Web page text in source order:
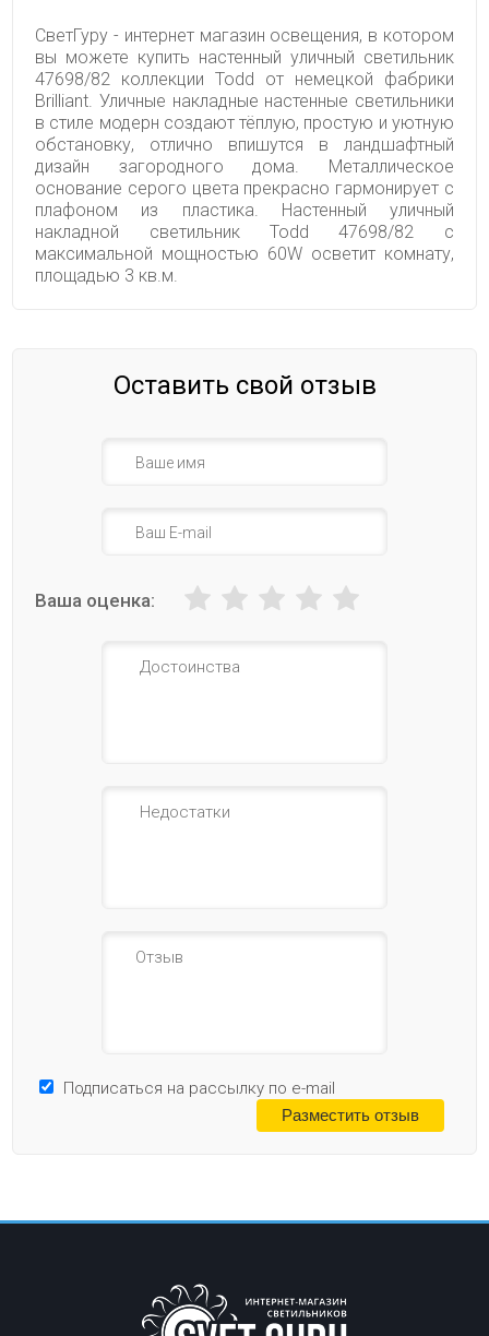
СветГуру - интернет магазин освещения, в котором
вы можете купить настенный уличный светильник
47698/82 коллекции Todd от немецкой фабрики
Brilliant. Уличные накладные настенные светильники
в стиле модерн создают тёплую, простую и уютную
обстановку, отлично впишутся в ландшафтный
дизайн загородного дома. Металлическое
основание серого цвета прекрасно гармонирует с
плафоном из пластика. Настенный уличный
накладной светильник Todd 47698/82 с
максимальной мощностью 60W осветит комнату,
площадью 3 кв.м.
Оставить свой отзыв
Ваша оценка:
Подписаться на рассылку по e-mail